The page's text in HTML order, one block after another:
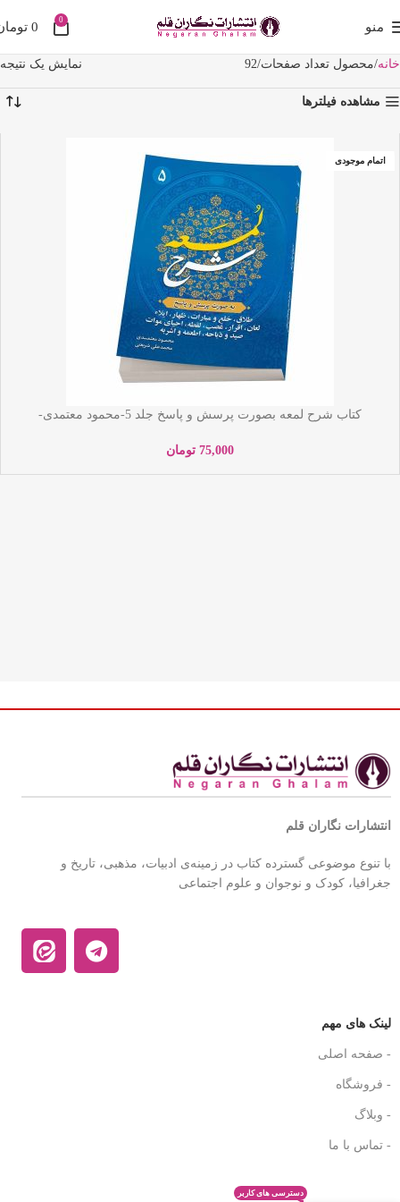
منو 0
0
خانه محصول تعداد صفحات 92 نمایش یک نتیجه
مشاهده فیلترها
اتمام موجودی
کتاب شرح لمعه بصورت پرسش و پاسخ جلد 5-محمود معتمدی-
75,000 تومان
انتشارات نگاران قلم
با تنوع موضوعی گسترده کتاب در زمینه‌ی ادبیات، مذهبی، تاریخ و
جغرافیا، کودک و نوجوان و علوم اجتماعی
لینک های مهم
- صفحه اصلی
- فروشگاه
- وبلاگ
- تماس با ما
دسترسی های کاربر